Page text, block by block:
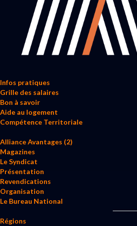
Infos pratiques
Grille des salaires
Bon à savoir
Aide au logement
Compétence Territoriale
Alliance Avantages (2)
Magazines
Le Syndicat
Présentation
Revendications
Organisation
Le Bureau National
Régions